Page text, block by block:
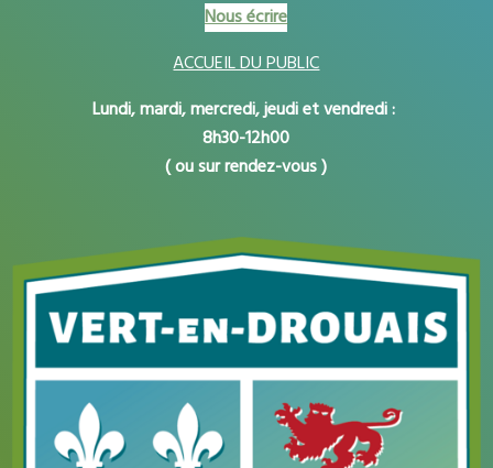
Nous écrire
ACCUEIL DU PUBLIC
Lundi, mardi, mercredi, jeudi et vendredi :
8h30-12h00
( ou sur rendez-vous )